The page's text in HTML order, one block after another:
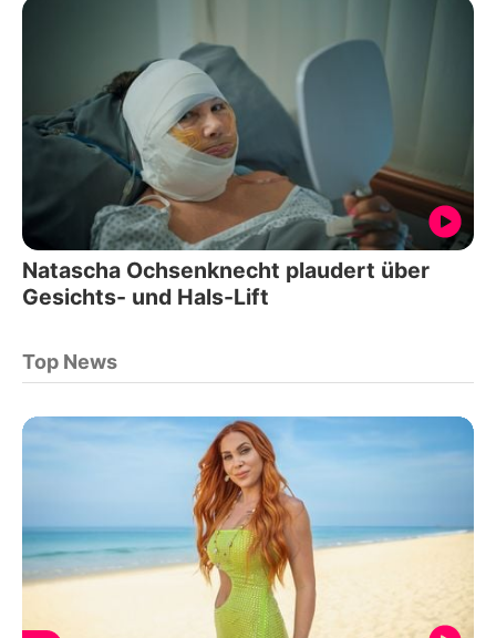
Natascha Ochsenknecht plaudert über
Gesichts- und Hals-Lift
Top News